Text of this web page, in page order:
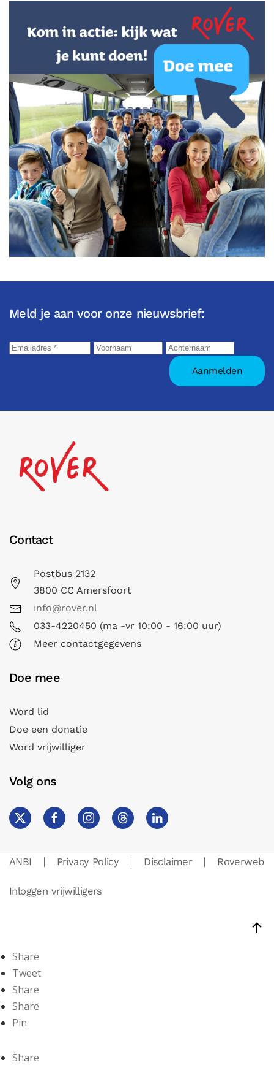
Meld je aan voor onze nieuwsbrief:
Contact
Postbus 2132
3800 CC Amersfoort
info@rover.nl
033-4220450 (ma -vr 10:00 - 16:00 uur)
Meer contactgegevens
Doe mee
Word lid
Doe een donatie
Word vrijwilliger
Volg ons
ANBI Privacy Policy Disclaimer Roverweb
Inloggen vrijwilligers
Share
Tweet
Share
Share
Pin
Share